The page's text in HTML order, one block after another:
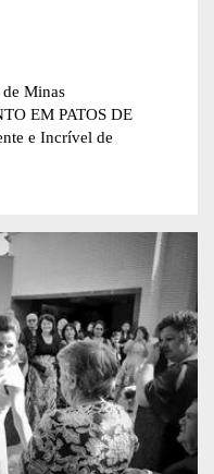
de Minas
EM PATOS DE
e Incrível de